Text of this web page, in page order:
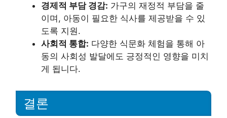
경제적 부담 경감: 가구의 재정적 부담을 줄
이며, 아동이 필요한 식사를 제공받을 수 있
도록 지원.
사회적 통합: 다양한 식문화 체험을 통해 아
동의 사회성 발달에도 긍정적인 영향을 미치
게 됩니다.
결론